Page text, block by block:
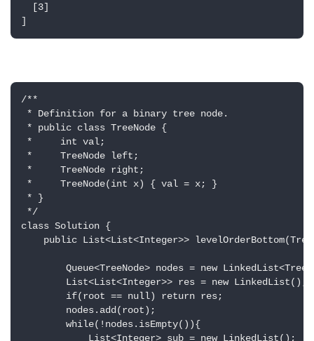
  [3]
/**
* Definition for a binary tree node.
* public class TreeNode {
*     int val;
*     TreeNode left;
*     TreeNode right;
*     TreeNode(int x) { val = x; }
* }
*/
class Solution {
public List<List<Integer>>
Queue<TreeNode> nodes = new
        List<List<Integer>> res = new LinkedList();
        if(root == null) return res;
        nodes.add(root);
        while(!nodes.isEmpty()){
            List<Integer> sub = new LinkedList();